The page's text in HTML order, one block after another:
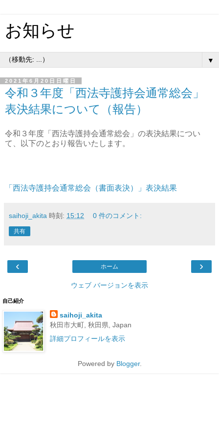
お知らせ
▼
2021年6月20日日曜日
令和３年度「西法寺護持会通常総会」
表決結果について（報告）
令和３年度「西法寺護持会通常総会」の表決結果につい
て、以下のとおり報告いたします。
「西法寺護持会通常総会（書面表決）」表決結果
saihoji_akita 時刻: 15:12 0 件のコメント:
共有
‹ ›
ホーム
ウェブ バージョンを表示
自己紹介
saihoji_akita
秋田市大町, 秋田県, Japan
詳細プロフィールを表示
Powered by Blogger.